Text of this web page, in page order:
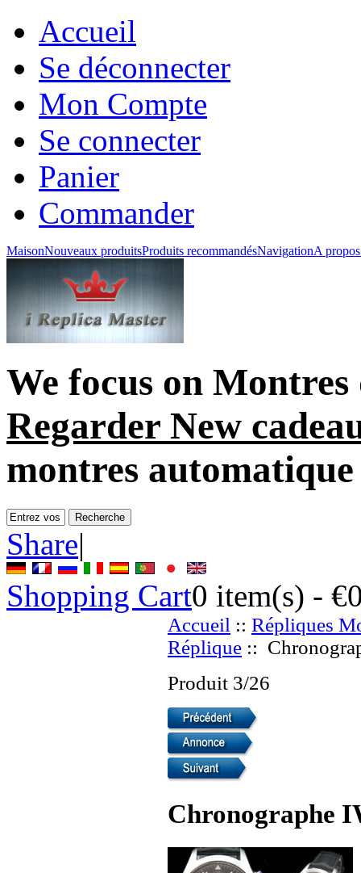
Accueil
Se déconnecter
Mon Compte
Se connecter
Panier
Commander
MaisonNouveaux produitsProduits recommandésNavigationA
We focus on Montres
Regarder New
montres
Share|
Shopping Cart0 item(s) -
Accueil :: Répliques
Réplique ::
Produit 3/26
Chronographe